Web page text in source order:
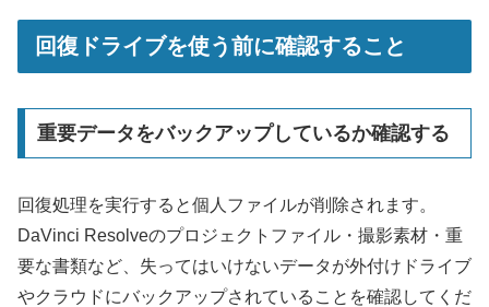
回復ドライブを使う前に確認すること
重要データをバックアップしているか確認する
回復処理を実行すると個人ファイルが削除されます。
DaVinci Resolveのプロジェクトファイル・撮影素材・重
要な書類など、失ってはいけないデータが外付けドライブ
やクラウドにバックアップされていることを確認してくだ